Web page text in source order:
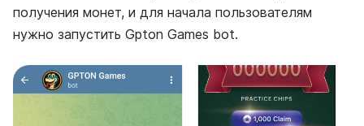
получения монет, и для начала пользователям
нужно запустить Gpton Games bot.